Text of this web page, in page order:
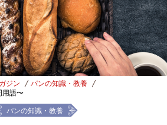
ジン
パンの知識・教養
用語〜
パンの知識・教養